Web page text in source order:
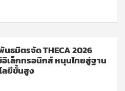
นธมิตรจัด THECA 2026
อิเล็กทรอนิกส์ หนุนไทยสู่ฐาน
ลยีขั้นสูง